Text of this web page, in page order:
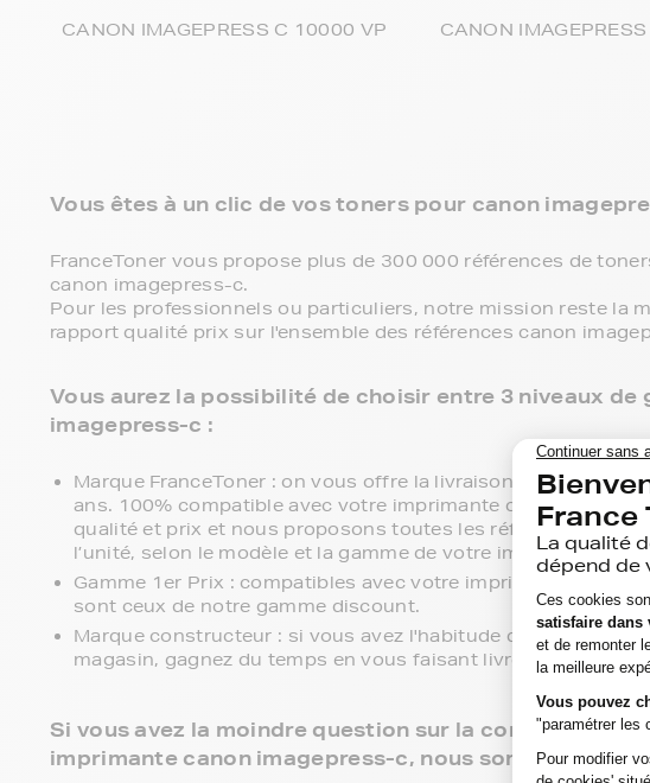
CANON IMAGEPRESS C 10000 VP
CANON
Vous êtes à un clic de vos toners pour canon
FranceToner vous propose plus de 300 000 références de
canon imagepress-c.
Pour les professionnels ou particuliers, notre mission reste la
rapport qualité prix sur l'ensemble des références canon
Vous aurez la possibilité de choisir entre 3 niveaux
imagepress-c :
Marque FranceToner : on vous offre la livraison en point de
ans. 100% compatible avec votre imprimante canon
qualité et prix et nous proposons toutes les références
l’unité, selon le modèle et la gamme de votre imprimante.
Gamme 1er Prix : compatibles avec votre imprimante canon
sont ceux de notre gamme discount.
Marque constructeur : si vous avez l'habitude d'aller
magasin, gagnez du temps en vous faisant livrer
Si vous avez la moindre question sur la compatibilité
imprimante canon imagepress-c, nous sommes à